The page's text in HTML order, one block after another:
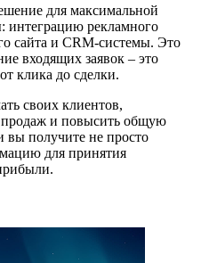
для максимальной
интеграцию рекламного
сайта и CRM-системы. Это
входящих заявок – это
клика до сделки.
своих клиентов,
продаж и повысить общую
вы получите не просто
для принятия